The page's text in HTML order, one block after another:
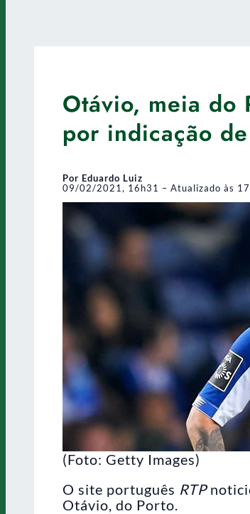
Otávio, meia do
por indicação
Por Eduardo Luiz
09/02/2021, 16h31 – Atualizado às
(Foto: Getty Images)
O site português RTP
Otávio, do Porto.